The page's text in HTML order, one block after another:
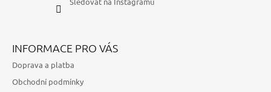
INFORMACE PRO VÁS
Doprava a platba
Obchodní podmínky